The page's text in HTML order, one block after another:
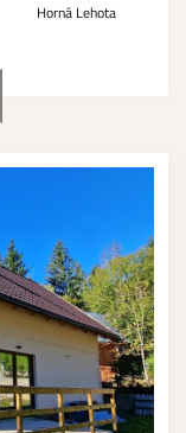
Horná Lehota